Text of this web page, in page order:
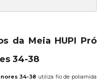
da Meia HUPI Pró
34-38
34-38 utiliza fio de poliamida